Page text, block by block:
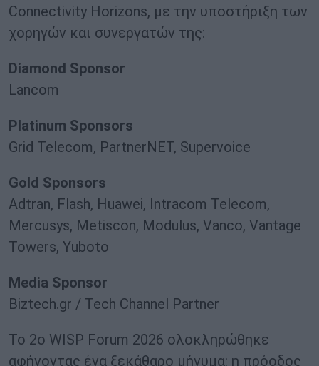
Connectivity Horizons, με την υποστήριξη των
χορηγών και συνεργατών της:
Diamond Sponsor
Lancom
Platinum Sponsors
Grid Telecom, PartnerNET, Supervoice
Gold Sponsors
Adtran, Flash, Huawei, Intracom Telecom,
Mercusys, Metiscon, Modulus, Vanco, Vantage
Towers, Yuboto
Media Sponsor
Biztech.gr / Tech Channel Partner
Το 2ο WISP Forum 2026 ολοκληρώθηκε
αφήνοντας ένα ξεκάθαρο μήνυμα: η πρόοδος